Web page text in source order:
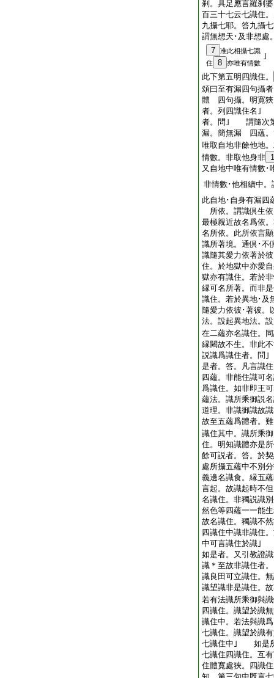
刹。具足應言羅刹
百三十七云七識住
九攝七耶。答九攝
謂無想天･及非想處
7
准此相攝七識
住
8 亦唯有情數
｣
此下第五明四識住。
頌曰至有漏四句攝
體 四句攝。明寛
者。列四識住名｣
者。問｣ 謂隨次
漏。簡無漏 四蘊。
唯取自地非餘他地
情數。非取他身非
又自地中唯有情數･
非情數･他相續中
此自地･自身有漏四
所依。謂識倶生
最極親近故名爲依
名所依。此所依言
識所著境。通倶･不
識隨其愛力依著於
住。於地獄中亦愛
獄亦有識住。若於
縁可名所著。而非
識住。若於異地･及
隨愛力依彼･著彼。
法。設起異地法。
在二蘊亦名識住。
縁闕故不生。非
説識爲識住者。
是者。答。凡言識
四蘊。非能住識可
爲識住。如非即王
蘊法。識所乘御説
道理。非識御識
故至五蘊爲體者。
識住其中。識所乘
住。明知識體亦
餘可説者。答。於
處所攝五蘊中不別
義邊名識食。縁五
言起。故識起時不
名識住。非獨説識
然色等四蘊一一能
故名識住。獨識不
四識住中識非識住
中可言識住於識｣
如是者。又引教
識＊至故非識住者
識良田可立識住。
識望識非是識住。
若有法識所乘御與
四識住。識望於識
識住中。若法與識
七識住。識望於識
七識住中｣ 如是所
七識住四識住。互
住體寛處狹。四識